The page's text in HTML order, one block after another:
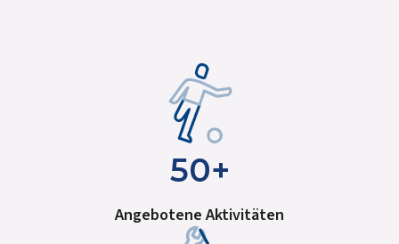
50+
Angebotene Aktivitäten